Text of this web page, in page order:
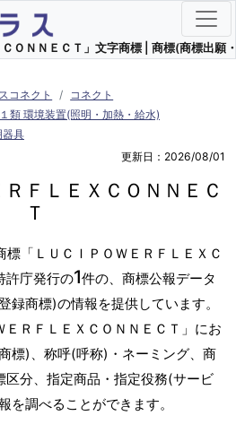
ＣＯＮＮＥＣＴ」文字商標 | 商標(商標出願
コネクト
コネクト
類 環境装置(照明・加熱・給水)
器具
更新日：2026/08/01
ＦＬＥＸＣＯＮＮＥＣ
Ｔ
標「ＬＵＣＩＰＯＷＥＲＦＬＥＸＣ
許庁発行の1件の、商標公報データ
録商標)の情報を提供しています。
ＲＦＬＥＸＣＯＮＮＥＣＴ」にお
標)、称呼(呼称)・ネーミング、商
区分、指定商品・指定役務(サービ
を調べることができます。